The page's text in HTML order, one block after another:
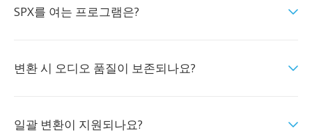
SPX를 여는 프로그램은?
변환 시 오디오 품질이 보존되나요?
일괄 변환이 지원되나요?